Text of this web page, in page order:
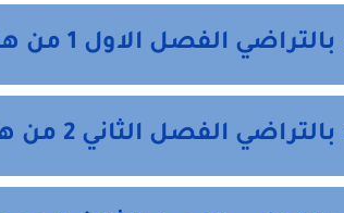
الفصل الاول 1 من هنا
الفصل الثاني 2 من هنا